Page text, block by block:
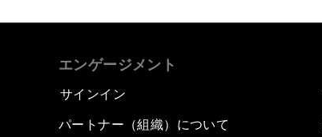
エンゲージメント
サインイン
パートナー（組織）について